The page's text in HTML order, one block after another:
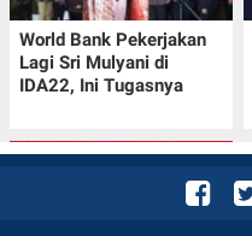
World Bank Pekerjakan
Lagi Sri Mulyani di
IDA22, Ini Tugasnya